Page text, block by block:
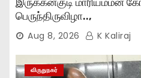
பெருந்திருவிழா..,
Aug 8, 2026 K Kaliraj
விருதுநகர்